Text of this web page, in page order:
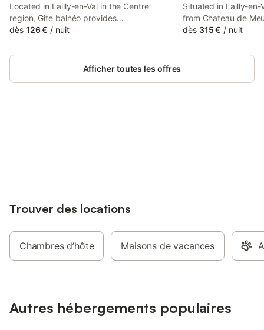
Located in Lailly-en-Val in the Centre
region, Gite balnéo provides
accommodation with free WiFi and free
hot tub.
dès 126 € / nuit
Situated in Lailly-
from Chateau de
Gaschetières - Le
views, free WiFi and
dès 315 € / nuit
Afficher toutes les offres
Trouver des locations
Chambres d’hôte Maisons de vacances
Autres hébergements populaires